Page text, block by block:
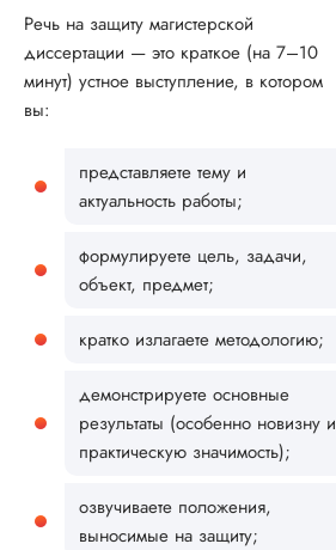
Речь на защиту магистерской
диссертации — это краткое (на 7–10
минут) устное выступление, в котором
вы:
представляете тему и
актуальность работы;
формулируете цель, задачи,
объект, предмет;
кратко излагаете методологию;
демонстрируете основные
результаты (особенно новизну и
практическую значимость);
озвучиваете положения,
выносимые на защиту;